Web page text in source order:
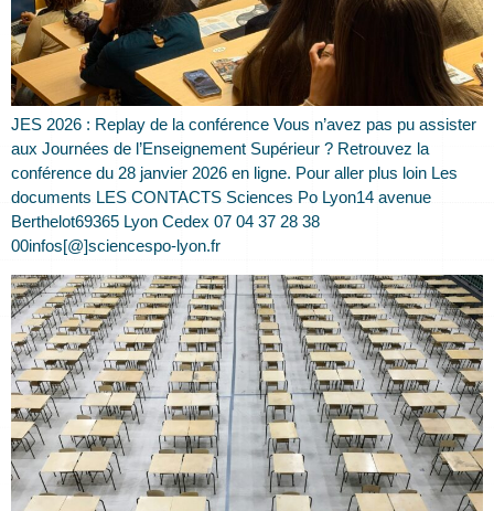
JES 2026 : Replay de la conférence Vous n’avez pas pu assister
aux Journées de l’Enseignement Supérieur ? Retrouvez la
conférence du 28 janvier 2026 en ligne. Pour aller plus loin Les
documents LES CONTACTS Sciences Po Lyon14 avenue
Berthelot69365 Lyon Cedex 07 04 37 28 38
00infos[@]sciencespo-lyon.fr